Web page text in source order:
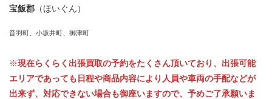
宝飯郡 （ほいぐん）
音羽町、小坂井町、御津町
※現在らくらく出張買取の予約をたくさん頂いており、出張可能
エリアであっても日程や商品内容により人員や車両の手配などが
出来ず、対応できない場合も御座いますので、予めご了承願いま